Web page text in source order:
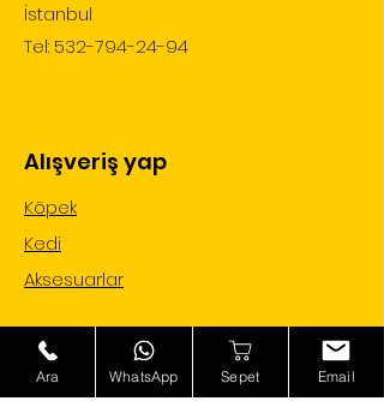
İstanbul
Tel: 532-794-24-94
Alışveriş yap
Köpek
Kedi
Aksesuarlar
Bilgi al
Ara WhatsApp Sepet Email